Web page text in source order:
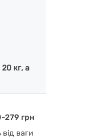
кг, а
279 грн
ваги